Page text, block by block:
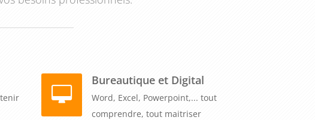
Bureautique et Digital
Word, Excel, Powerpoint,... tout
comprendre, tout maitriser